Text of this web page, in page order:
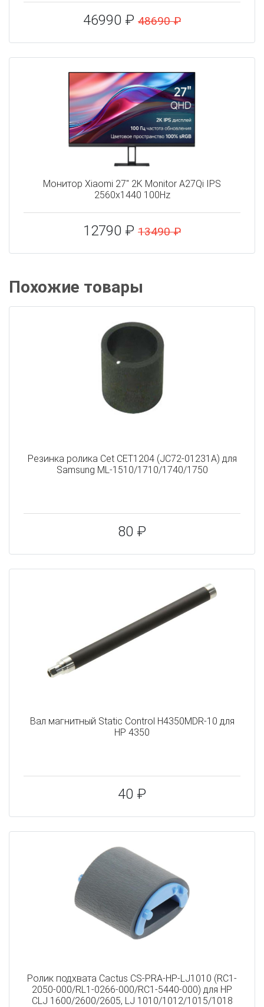
46990 ₽ 48690 ₽
Монитор Xiaomi 27" 2K Monitor A27Qi IPS
2560x1440 100Hz
12790 ₽ 13490 ₽
Похожие товары
Резинка ролика Cet CET1204 (JC72-01231A) для
Samsung ML-1510/1710/1740/1750
80 ₽
Вал магнитный Static Control H4350MDR-10 для
HP 4350
40 ₽
Ролик подхвата Cactus CS-PRA-HP-LJ1010 (RC1-
2050-000/RL1-0266-000/RC1-5440-000) для HP
CLJ 1600/2600/2605, LJ 1010/1012/1015/1018